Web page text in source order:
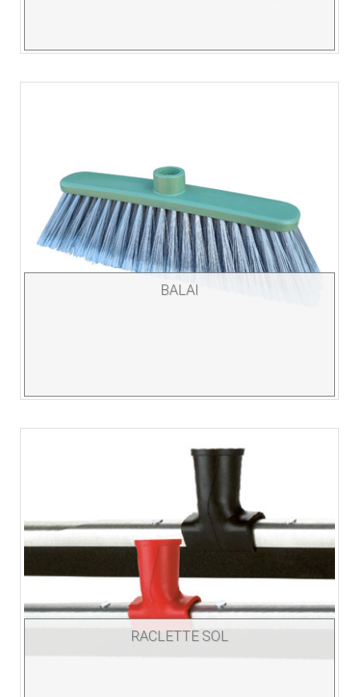
BALAI
RACLETTE SOL